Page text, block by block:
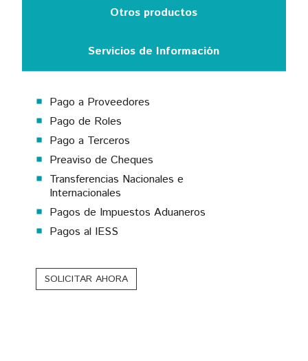
Otros productos
Servicios de Información
Pago a Proveedores
Pago de Roles
Pago a Terceros
Preaviso de Cheques
Transferencias Nacionales e
Internacionales
Pagos de Impuestos Aduaneros
Pagos al IESS
SOLICITAR AHORA